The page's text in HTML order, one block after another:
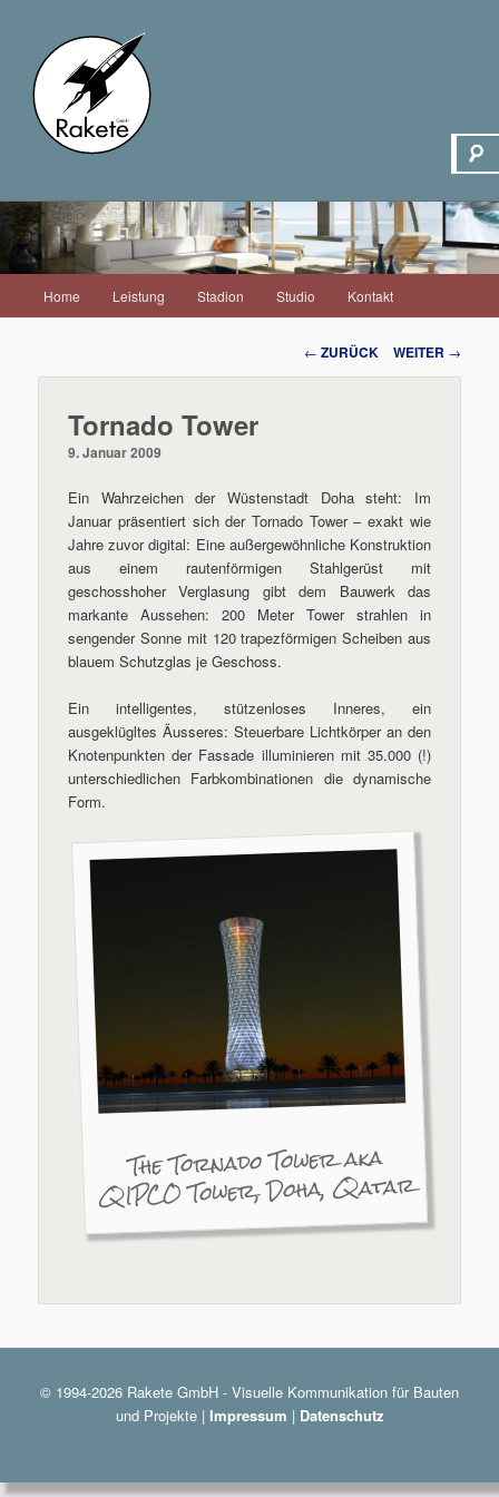
Zum
Home Leistung Stadion Studio Kontakt
Beitrags-
Navigation
← ZURÜCK WEITER →
Tornado Tower
9. Januar 2009
Ein Wahrzeichen der Wüstenstadt Doha steht: Im
Januar präsentiert sich der Tornado Tower – exakt wie
Jahre zuvor digital: Eine außergewöhnliche Konstruktion
aus einem rautenförmigen Stahlgerüst mit
geschosshoher Verglasung gibt dem Bauwerk das
markante Aussehen: 200 Meter Tower strahlen in
sengender Sonne mit 120 trapezförmigen Scheiben aus
blauem Schutzglas je Geschoss.
Ein intelligentes, stützenloses Inneres, ein
ausgeklügltes Äusseres: Steuerbare Lichtkörper an den
Knotenpunkten der Fassade illuminieren mit 35.000 (!)
unterschiedlichen Farbkombinationen die dynamische
Form.
The Tornado Tower aka
QIPCO Tower, Doha, Qatar
© 1994-2026 Rakete GmbH - Visuelle Kommunikation für Bauten
und Projekte | Impressum | Datenschutz